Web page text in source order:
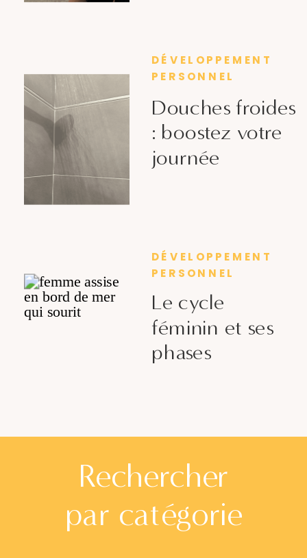
Douches froides
: boostez votre
journée
DÉVELOPPEMENT
PERSONNEL
Le cycle
féminin et ses
phases
DÉVELOPPEMENT
PERSONNEL
Rechercher
par catégorie